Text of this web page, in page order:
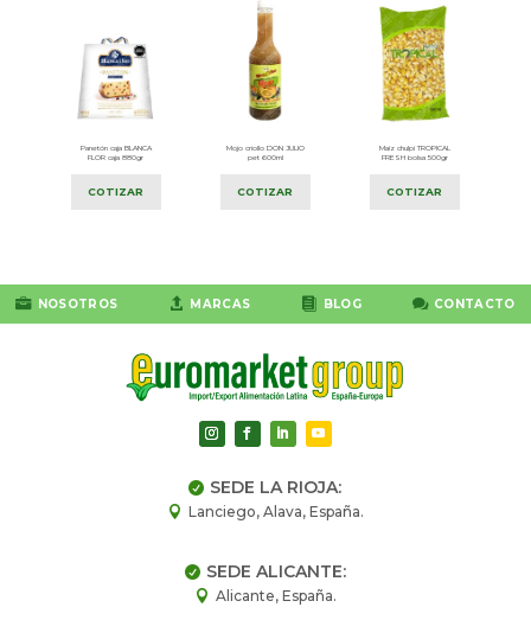
Panetón caja BLANCA
FLOR caja 880gr
COTIZAR
Mojo criollo DON JULIO
pet 600ml
COTIZAR
Maíz chulpi TROPICAL
FRESH bolsa 500gr
COTIZAR
 NOSOTROS  MARCAS  BLOG  CONTACTO
 SEDE LA RIOJA:
 Lanciego, Alava, España.
 SEDE ALICANTE:
 Alicante, España.